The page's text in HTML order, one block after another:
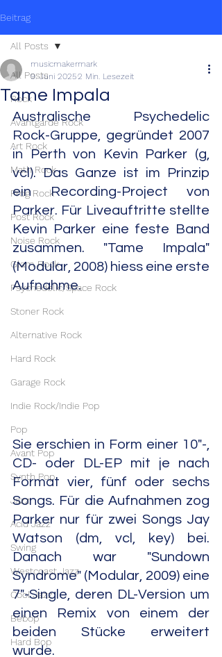
Beitrag
All Posts
Rock
Avantgarde Rock
Art Rock
Math Rock
Prog Rock
Post Rock
Noise Rock
Glam Rock
Psychedelic/Space Rock
Stoner Rock
Alternative Rock
Hard Rock
Garage Rock
Indie Rock/Indie Pop
Pop
Avant Pop
Synth Pop
Jazz
Acid Jazz
Swing
Westcoast Jazz
Cool Jazz
Bebop
Hard Bop
All Posts
Tame Impala
musicmakermark
9. Juni 20252 Min. Lesezeit
Australische Psychedelic
Rock-Gruppe, gegründet 2007
in Perth von Kevin Parker (g,
vcl). Das Ganze ist im Prinzip
ein Recording-Project von
Parker. Für Liveauftritte stellte
Kevin Parker eine feste Band
zusammen. "Tame Impala"
(Modular, 2008) hiess eine erste
Aufnahme.
Sie erschien in Form einer 10"-,
CD- oder DL-EP mit je nach
Format vier, fünf oder sechs
Songs. Für die Aufnahmen zog
Parker nur für zwei Songs Jay
Watson (dm, vcl, key) bei.
Danach war "Sundown
Syndrome" (Modular, 2009) eine
7"-Single, deren DL-Version um
einen Remix von einem der
beiden Stücke erweitert
wurde.